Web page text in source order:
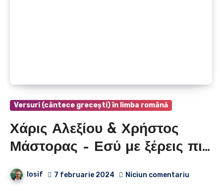
Versuri (cântece grecești) în limba română
Χάρις Αλεξίου & Χρήστος
Μάστορας – Εσύ με ξέρεις πιο
πολύ | Haris Alexiou &
Christos Mastoras – Tu mă
Iosif 7 februarie 2024 Niciun comentariu